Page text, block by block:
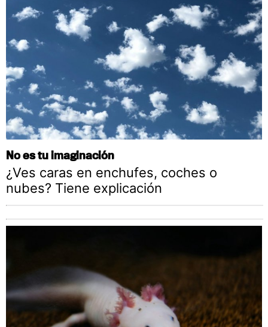
No es tu imaginación
¿Ves caras en enchufes, coches o
nubes? Tiene explicación